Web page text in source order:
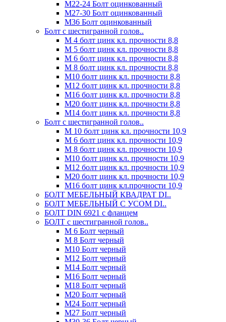
М22-24 Болт оцинкованный
М27-30 Болт оцинкованный
М36 Болт оцинкованный
Болт с шестигранной голов..
М 4 болт цинк кл. прочности 8,8
М 5 болт цинк кл. прочности 8,8
М 6 болт цинк кл. прочности 8,8
М 8 болт цинк кл. прочности 8,8
М10 болт цинк кл. прочности 8,8
М12 болт цинк кл. прочности 8,8
М16 болт цинк кл. прочности 8,8
М20 болт цинк кл. прочности 8,8
М14 болт цинк кл. прочности 8,8
Болт с шестигранной голов..
М 10 болт цинк кл. прочности 10,9
М 6 болт цинк кл. прочности 10,9
М 8 болт цинк кл. прочности 10,9
М10 болт цинк кл. прочности 10,9
М12 болт цинк кл. прочности 10,9
М20 болт цинк кл. прочности 10,9
М16 болт цинк кл.прочности 10,9
БОЛТ МЕБЕЛЬНЫЙ КВАДРАТ DI..
БОЛТ МЕБЕЛЬНЫЙ С УСОМ DI..
БОЛТ DIN 6921 c фланцем
БОЛТ с шестигранной голов..
М 6 Болт черный
М 8 Болт черный
М10 Болт черный
М12 Болт черный
М14 Болт черный
М16 Болт черный
М18 Болт черный
М20 Болт черный
М24 Болт черный
М27 Болт черный